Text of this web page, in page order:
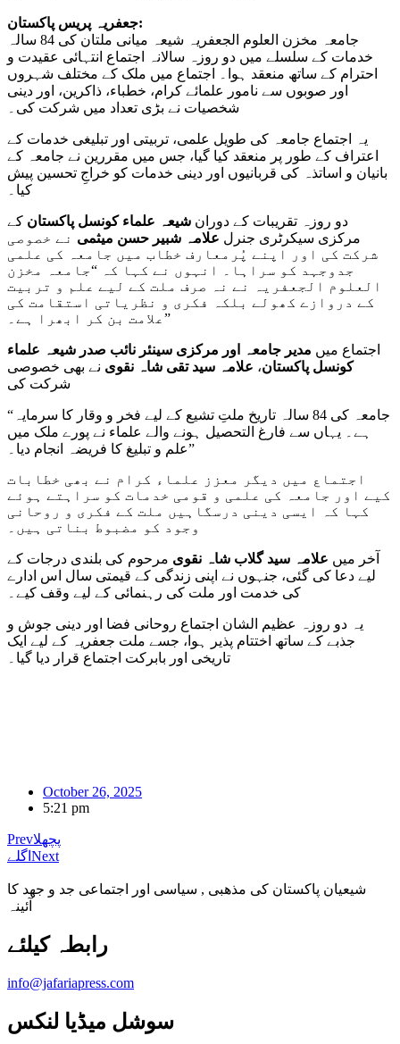
جعفریہ پریس پاکستان:
جامعہ مخزن العلوم الجعفریہ شیعہ میانی ملتان کی 84 سالہ
خدمات کے سلسلے میں دو روزہ سالانہ اجتماع انتہائی عقیدت و
احترام کے ساتھ منعقد ہوا۔ اجتماع میں ملک کے مختلف شہروں
اور صوبوں سے نامور علمائے کرام، خطباء، ذاکرین، اور دینی
شخصیات نے بڑی تعداد میں شرکت کی۔
یہ اجتماع جامعہ کی طویل علمی، تربیتی اور تبلیغی خدمات کے
اعتراف کے طور پر منعقد کیا گیا، جس میں مقررین نے جامعہ کے
بانیان و اساتذہ کی قربانیوں اور دینی خدمات کو خراجِ تحسین پیش
کیا۔
دو روزہ تقریبات کے دوران شیعہ علماء کونسل پاکستان کے
مرکزی سیکرٹری جنرل علامہ شبیر حسن میثمی نے خصوصی
شرکت کی اور اپنے پُرمعارف خطاب میں جامعہ کی علمی
جدوجہد کو سراہا۔ انہوں نے کہا کہ “جامعہ مخزن
العلوم الجعفریہ نے نہ صرف ملت کے لیے علم و تربیت
کے دروازے کھولے بلکہ فکری و نظریاتی استقامت کی
علامت بن کر ابھرا ہے۔”
اجتماع میں مدیر جامعہ اور مرکزی سینئر نائب صدر شیعہ علماء
کونسل پاکستان، علامہ سید تقی شاہ نقوی نے بھی خصوصی
شرکت کی
“جامعہ کی 84 سالہ تاریخ ملتِ تشیع کے لیے فخر و وقار کا سرمایہ
ہے۔ یہاں سے فارغ التحصیل ہونے والے علماء نے پورے ملک میں
علم و تبلیغ کا فریضہ انجام دیا۔”
اجتماع میں دیگر معزز علماء کرام نے بھی خطابات
کیے اور جامعہ کی علمی و قومی خدمات کو سراہتے ہوئے
کہا کہ ایسی دینی درسگاہیں ملت کے فکری و روحانی
وجود کو مضبوط بناتی ہیں۔
آخر میں علامہ سید گلاب شاہ نقوی مرحوم کی بلندی درجات کے
لیے دعا کی گئی، جنہوں نے اپنی زندگی کے قیمتی سال اس ادارے
کی خدمت اور ملت کی رہنمائی کے لیے وقف کیے۔
یہ دو روزہ عظیم الشان اجتماع روحانی فضا اور دینی جوش و
جذبے کے ساتھ اختتام پذیر ہوا، جسے ملت جعفریہ کے لیے ایک
تاریخی اور بابرکت اجتماع قرار دیا گیا۔
October 26, 2025
5:21 pm
Prevپچھلا
اگلے Next
شیعیان پاکستان کی مذهبی , سیاسی اور اجتماعی جد و جهد کا
آئینہ
info@jafariapress.com​
سوشل میڈیا لنکس